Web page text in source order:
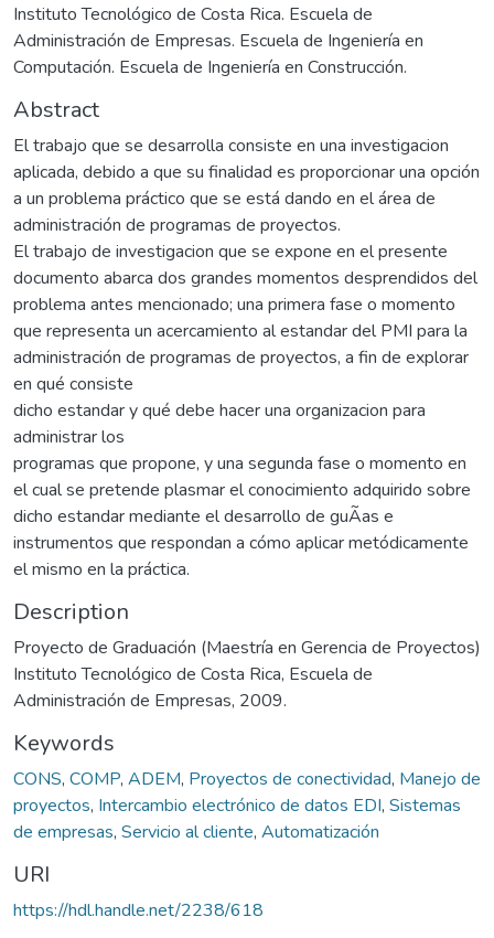
Instituto Tecnológico de Costa Rica. Escuela de
Administración de Empresas. Escuela de Ingeniería en
Computación. Escuela de Ingeniería en Construcción.
Abstract
El trabajo que se desarrolla consiste en una investigacion
aplicada, debido a que su finalidad es proporcionar una opción
a un problema práctico que se está dando en el área de
administración de programas de proyectos.
El trabajo de investigacion que se expone en el presente
documento abarca dos grandes momentos desprendidos del
problema antes mencionado; una primera fase o momento
que representa un acercamiento al estandar del PMI para la
administración de programas de proyectos, a fin de explorar
en qué consiste
dicho estandar y qué debe hacer una organizacion para
administrar los
programas que propone, y una segunda fase o momento en
el cual se pretende plasmar el conocimiento adquirido sobre
dicho estandar mediante el desarrollo de guÃ­as e
instrumentos que respondan a cómo aplicar metódicamente
el mismo en la práctica.
Description
Proyecto de Graduación (Maestría en Gerencia de Proyectos)
Instituto Tecnológico de Costa Rica, Escuela de
Administración de Empresas, 2009.
Keywords
CONS, COMP, ADEM, Proyectos de conectividad, Manejo de
proyectos, Intercambio electrónico de datos EDI, Sistemas
de empresas, Servicio al cliente, Automatización
URI
https://hdl.handle.net/2238/618